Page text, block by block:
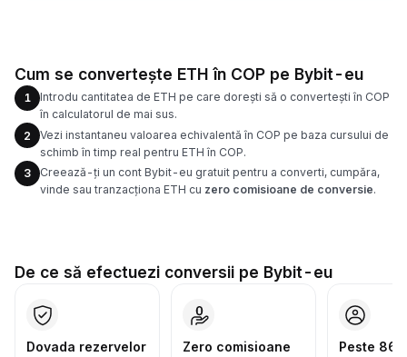
Cum se convertește ETH în COP pe Bybit-eu
1
Introdu cantitatea de ETH pe care dorești să o convertești în COP
în calculatorul de mai sus.
2
Vezi instantaneu valoarea echivalentă în COP pe baza cursului de
schimb în timp real pentru ETH în COP.
3
Creează-ți un cont Bybit-eu gratuit pentru a converti, cumpăra,
vinde sau tranzacționa ETH cu zero comisioane de conversie.
De ce să efectuezi conversii pe Bybit-eu
Dovada rezervelor
Zero comisioane
Peste 86